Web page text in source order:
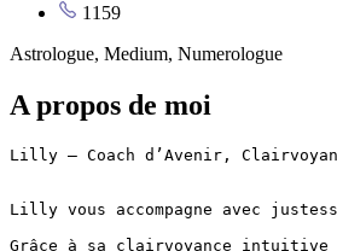
1159
Astrologue, Medium, Numerologue
A propos de moi
Lilly – Coach d’Avenir,
Lilly vous accompagne avec
Grâce à sa clairvoyance intuitive